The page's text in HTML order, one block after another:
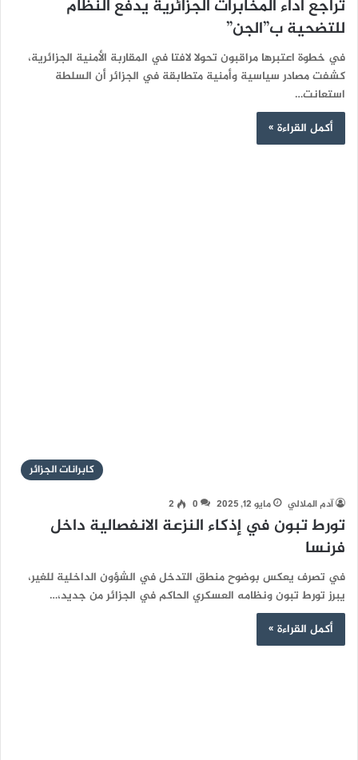
تراجع أداء المخابرات الجزائرية يدفع النظام
للتضحية ب”الجن”
في خطوة اعتبرها مراقبون تحولا لافتا في المقاربة الأمنية الجزائرية،
كشفت مصادر سياسية وأمنية متطابقة في الجزائر أن السلطة
استعانت…
أكمل القراءة »
كابرانات الجزائر
آدم الملالي مايو 12, 2025 0
2
تورط تبون في إذكاء النزعة الانفصالية داخل
فرنسا
في تصرف يعكس بوضوح منطق التدخل في الشؤون الداخلية للغير،
يبرز تورط تبون ونظامه العسكري الحاكم في الجزائر من جديد،…
أكمل القراءة »